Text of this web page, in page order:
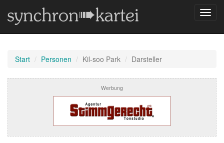
Start Personen Kil-soo Park Darsteller
Werbung